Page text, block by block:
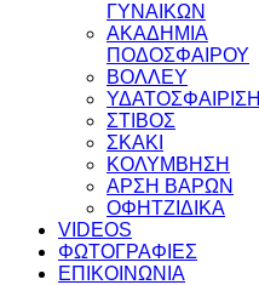
ΓΥΝΑΙΚΩΝ
ΑΚΑΔΗΜΙΑ
ΠΟΔΟΣΦΑΙΡΟΥ
ΒΟΛΛΕΥ
ΥΔΑΤΟΣΦΑΙΡΙΣΗ
ΣΤΙΒΟΣ
ΣΚΑΚΙ
ΚΟΛΥΜΒΗΣΗ
ΑΡΣΗ ΒΑΡΩΝ
ΟΦΗΤΖΙΔΙΚΑ
VIDEOS
ΦΩΤΟΓΡΑΦΙΕΣ
ΕΠΙΚΟΙΝΩΝΙΑ